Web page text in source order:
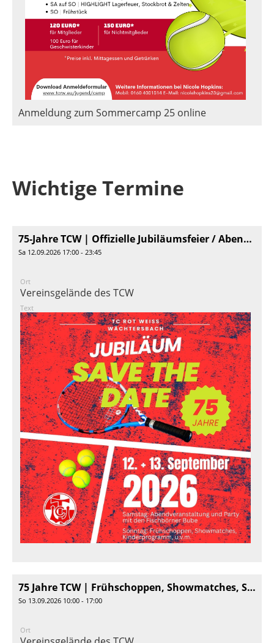
Anmeldung zum Sommercamp 25 online
Wichtige Termine
75-Jahre TCW | Offizielle Jubiläumsfeier / Abendveranstaltung
Sa 12.09.2026 17:00 - 23:45
Ort
Vereinsgelände des TCW
Text
75 Jahre TCW | Frühschoppen, Showmatches, Spaß für Kids
So 13.09.2026 10:00 - 17:00
Ort